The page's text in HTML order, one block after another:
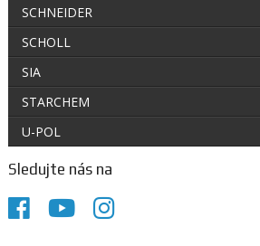
SCHNEIDER
SCHOLL
SIA
STARCHEM
U-POL
Sledujte nás na